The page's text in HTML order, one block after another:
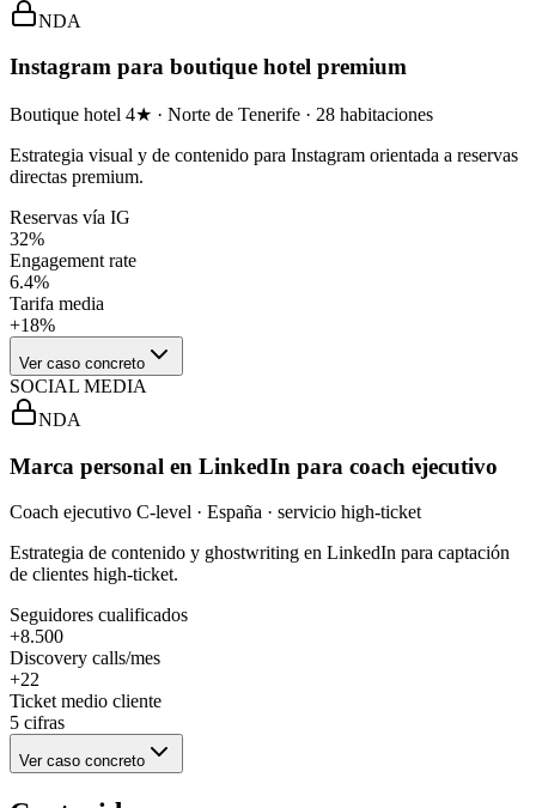
NDA
Instagram para boutique hotel premium
Boutique hotel 4★ · Norte de Tenerife · 28 habitaciones
Estrategia visual y de contenido para Instagram orientada a reservas
directas premium.
Reservas vía IG
32%
Engagement rate
6.4%
Tarifa media
+18%
Ver caso concreto
SOCIAL MEDIA
NDA
Marca personal en LinkedIn para coach ejecutivo
Coach ejecutivo C-level · España · servicio high-ticket
Estrategia de contenido y ghostwriting en LinkedIn para captación
de clientes high-ticket.
Seguidores cualificados
+8.500
Discovery calls/mes
+22
Ticket medio cliente
5 cifras
Ver caso concreto